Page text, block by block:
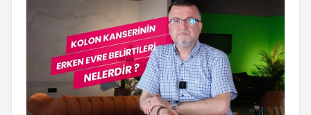
Kolon ( Bağırsak ) Kanserinin Erken Evre Belirtileri Nelerdir ?